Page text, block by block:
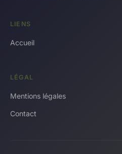
LIENS
Accueil
LÉGAL
Mentions légales
Contact